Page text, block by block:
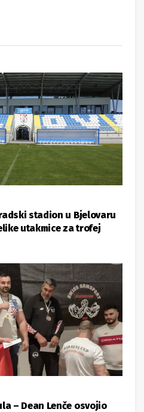
stadion u Bjelovaru
utakmice za trofej
– Dean Lenče osvojio